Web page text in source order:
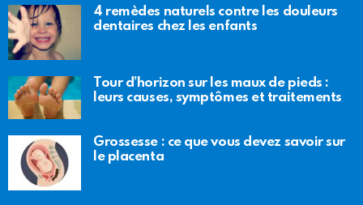
4 remèdes naturels contre les douleurs
dentaires chez les enfants
Tour d’horizon sur les maux de pieds :
leurs causes, symptômes et traitements
Grossesse : ce que vous devez savoir sur
le placenta